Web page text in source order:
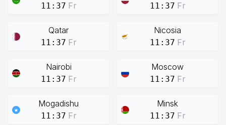
11:37 Fr 11:37 Fr
Qatar
11:37 Fr
Nicosia
11:37 Fr
Nairobi
11:37 Fr
Moscow
11:37 Fr
Mogadishu
11:37 Fr
Minsk
11:37 Fr